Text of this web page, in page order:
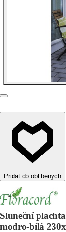
Sluneční
modro-bílá